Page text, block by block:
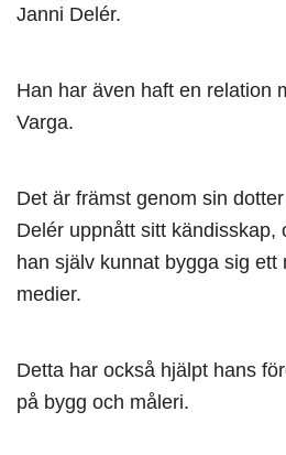
Janni Delér.
Han har även haft en relation
Varga.
Det är främst genom sin
Delér uppnått sitt kändisskap,
han själv kunnat bygga sig ett
medier.
Detta har också hjälpt hans
på bygg och måleri.